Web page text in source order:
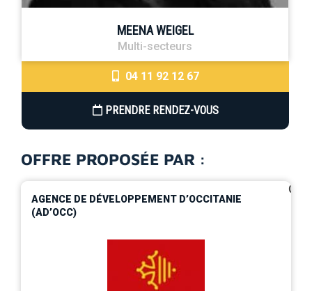
MEENA WEIGEL
Multi-secteurs
04 11 92 12 67
PRENDRE RENDEZ-VOUS
OFFRE PROPOSÉE PAR :
AGENCE DE DÉVELOPPEMENT D’OCCITANIE
(AD’OCC)
0